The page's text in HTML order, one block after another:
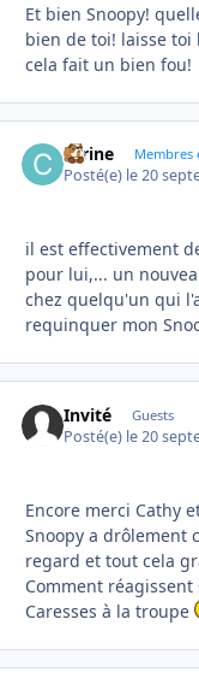
Et bien Snoopy!
bien de toi! laisse
cela fait un bien fou!
carine Membres
Posté(e) le 20
il est effectivement
pour lui,... un
chez quelqu'un qui
requinquer mon
Invité Guests
Posté(e) le 20
Encore merci Cathy
Snoopy a drôlement
regard et tout cela
Comment réagissent
Caresses à la troupe